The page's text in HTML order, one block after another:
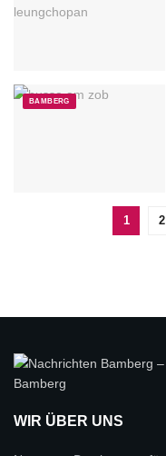
BAMBERG
1 2
WIR ÜBER UNS